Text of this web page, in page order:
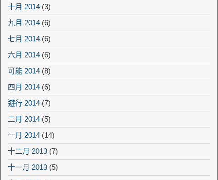
十月 2014 (3)
九月 2014 (6)
七月 2014 (6)
六月 2014 (6)
可能 2014 (8)
四月 2014 (6)
遊行 2014 (7)
二月 2014 (5)
一月 2014 (14)
十二月 2013 (7)
十一月 2013 (5)